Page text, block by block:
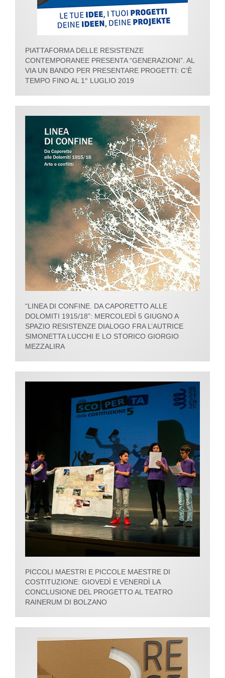
PIATTAFORMA DELLE RESISTENZE
CONTEMPORANEE PRESENTA “GENERAZIONI”. AL
VIA UN BANDO PER PRESENTARE PROGETTI: C’È
TEMPO FINO AL 1° LUGLIO 2019
“LINEA DI CONFINE. DA CAPORETTO ALLE
DOLOMITI 1915/18”: MERCOLEDÌ 5 GIUGNO A
SPAZIO RESISTENZE DIALOGO FRA L’AUTRICE
SIMONETTA LUCCHI E LO STORICO GIORGIO
MEZZALIRA
PICCOLI MAESTRI E PICCOLE MAESTRE DI
COSTITUZIONE: GIOVEDÌ E VENERDÌ LA
CONCLUSIONE DEL PROGETTO AL TEATRO
RAINERUM DI BOLZANO